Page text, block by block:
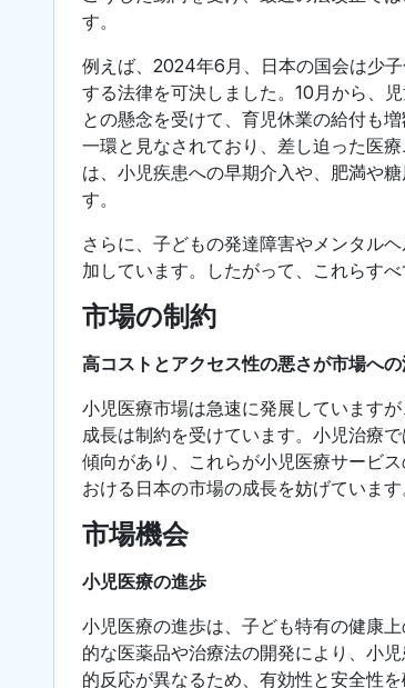
す。
例えば、2024年6月、日本の国会は少
する法律を可決しました。10月から、
との懸念を受けて、育児休業の給付も
一環と見なされており、差し迫った医
は、小児疾患への早期介入や、肥満や
す。
さらに、子どもの発達障害やメンタル
加しています。したがって、これらす
市場の制約
高コストとアクセス性の悪さが市場へ
小児医療市場は急速に発展しています
成長は制約を受けています。小児治療
傾向があり、これらが小児医療サービ
おける日本の市場の成長を妨げています
市場機会
小児医療の進歩
小児医療の進歩は、子ども特有の健康
的な医薬品や治療法の開発により、小
的反応が異なるため、有効性と安全性